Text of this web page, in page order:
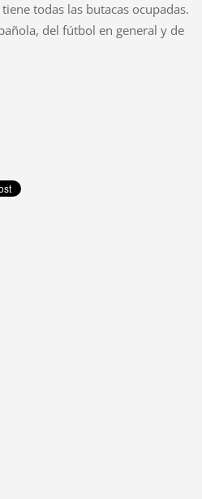
todas las butacas ocupadas.
del fútbol en general y de